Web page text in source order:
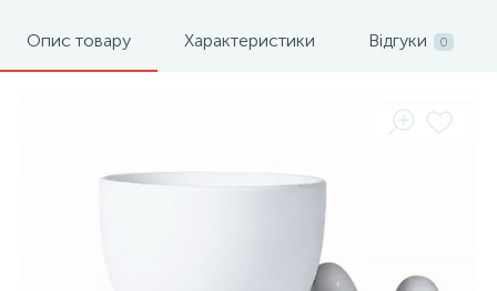
Опис товару Характеристики Відгуки 0